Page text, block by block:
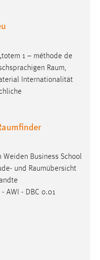
1 – méthode de
Raum,
Internationalität
Business School
und Raumübersicht
AWI - DBC 0.01